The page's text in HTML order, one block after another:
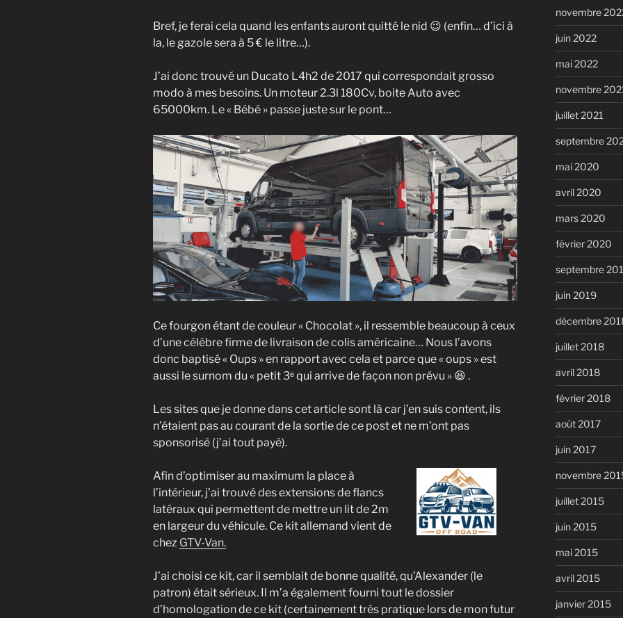
Bref, je ferai cela quand les enfants auront quitté le nid 😉 (enfin… d’ici à
la, le gazole sera à 5 € le litre…).
J’ai donc trouvé un Ducato L4h2 de 2017 qui correspondait grosso
modo à mes besoins. Un moteur 2.3l 180Cv, boite Auto avec
65000km. Le « Bébé » passe juste sur le pont…
Ce fourgon étant de couleur « Chocolat », il ressemble beaucoup à ceux
d’une célèbre firme de livraison de colis américaine… Nous l’avons
donc baptisé « Oups » en rapport avec cela et parce que « oups » est
aussi le surnom du « petit 3ᵉ qui arrive de façon non prévu » 😆 .
Les sites que je donne dans cet article sont là car j’en suis content, ils
n’étaient pas au courant de la sortie de ce post et ne m’ont pas
sponsorisé (j’ai tout payé).
Afin d’optimiser au maximum la place à
l’intérieur, j’ai trouvé des extensions de flancs
latéraux qui permettent de mettre un lit de 2m
en largeur du véhicule. Ce kit allemand vient de
chez GTV-Van.
J’ai choisi ce kit, car il semblait de bonne qualité, qu’Alexander (le
patron) était sérieux. Il m’a également fourni tout le dossier
d’homologation de ce kit (certainement très pratique lors de mon futur
novembre
juin 2022
mai 2022
novembre
juillet 2021
septembre
mai 2020
avril 2020
mars 2020
février 2020
septembre
juin 2019
décembre
juillet 2018
avril 2018
février 2018
août 2017
juin 2017
novembre
juillet 2015
juin 2015
mai 2015
avril 2015
janvier 2015